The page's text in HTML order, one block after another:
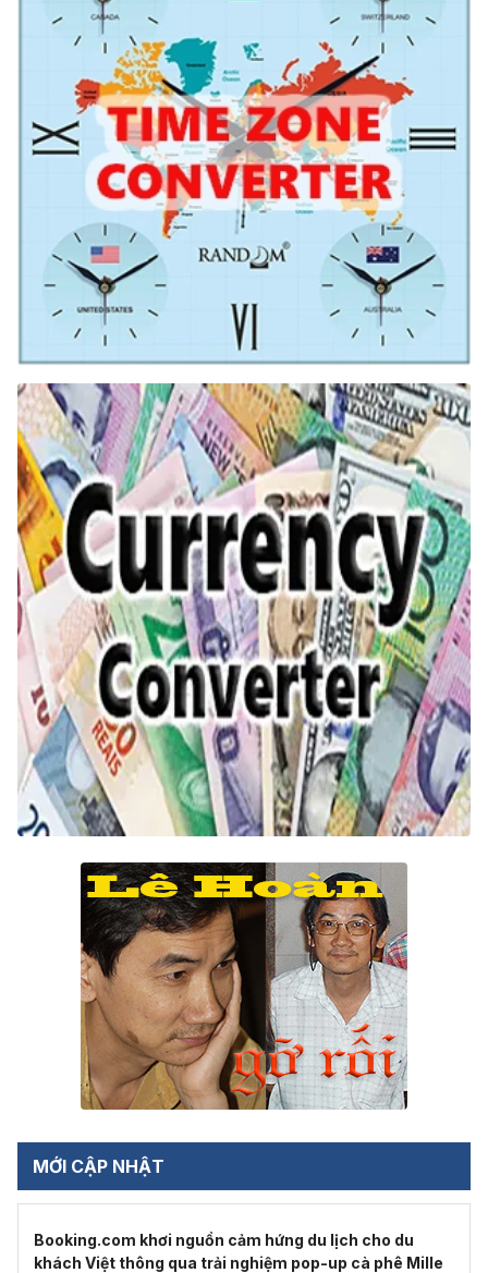
MỚI CẬP NHẬT
Booking.com khơi nguồn cảm hứng du lịch cho du
khách Việt thông qua trải nghiệm pop-up cà phê Mille